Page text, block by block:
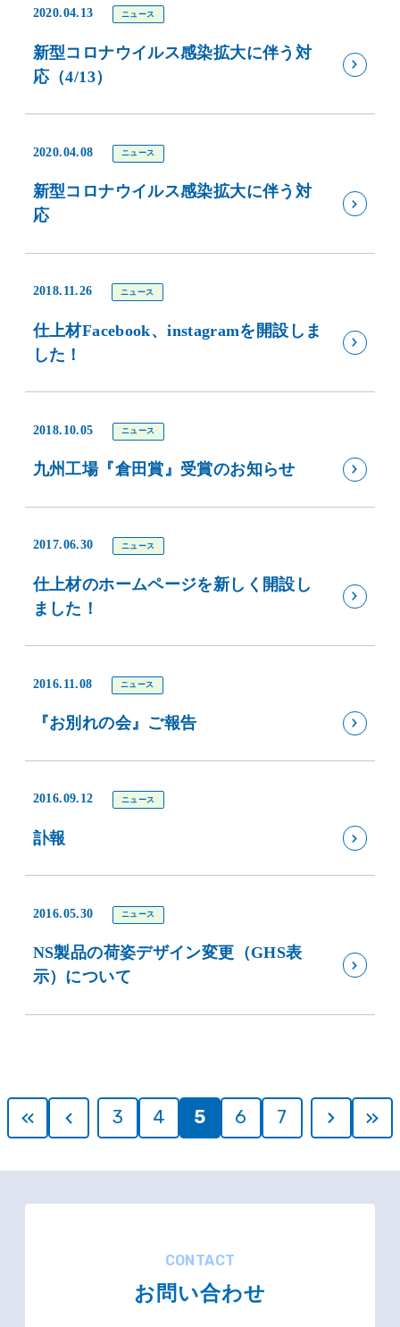
2020.04.13 ニュース
新型コロナウイルス感染拡大に伴う対
応（4/13）
2020.04.08 ニュース
新型コロナウイルス感染拡大に伴う対
応
2018.11.26 ニュース
仕上材Facebook、instagramを開設しま
した！
2018.10.05 ニュース
九州工場『倉田賞』受賞のお知らせ
2017.06.30 ニュース
仕上材のホームページを新しく開設し
ました！
2016.11.08 ニュース
『お別れの会』ご報告
2016.09.12 ニュース
訃報
2016.05.30 ニュース
NS製品の荷姿デザイン変更（GHS表
示）について
3 4 5 6 7
CONTACT
お問い合わせ